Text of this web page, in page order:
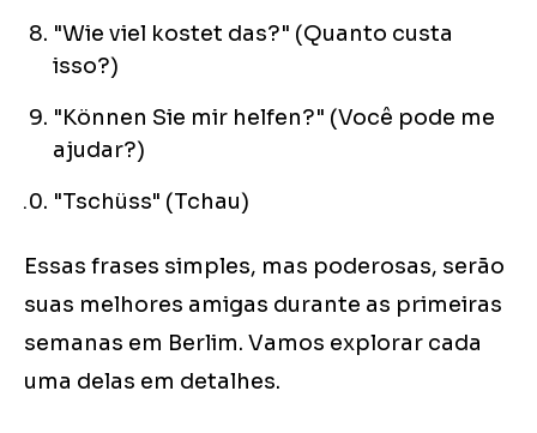
"Wie viel kostet das?" (Quanto custa
isso?)
"Können Sie mir helfen?" (Você pode me
ajudar?)
"Tschüss" (Tchau)
Essas frases simples, mas poderosas, serão
suas melhores amigas durante as primeiras
semanas em Berlim. Vamos explorar cada
uma delas em detalhes.